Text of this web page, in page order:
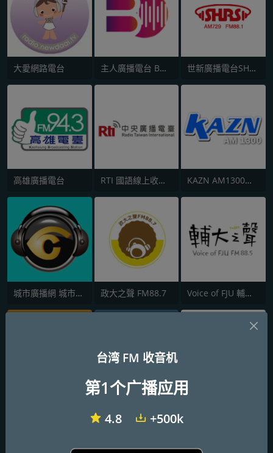
大愛網路電台 主人廣播電台 BOSS RADIO FM 96.9 世新廣播電台SHRS 729 AM
高雄廣播電台 RTI 國語線上收聽 中央廣播電台 KAZN AM1300中文廣播電臺
城市廣播網 城市廣播 90.1 FM 政大之聲 FM88.7 Voice of FJU 輔大之聲
台湾 FM 收音机
第1个广播应用
4.8 +500k